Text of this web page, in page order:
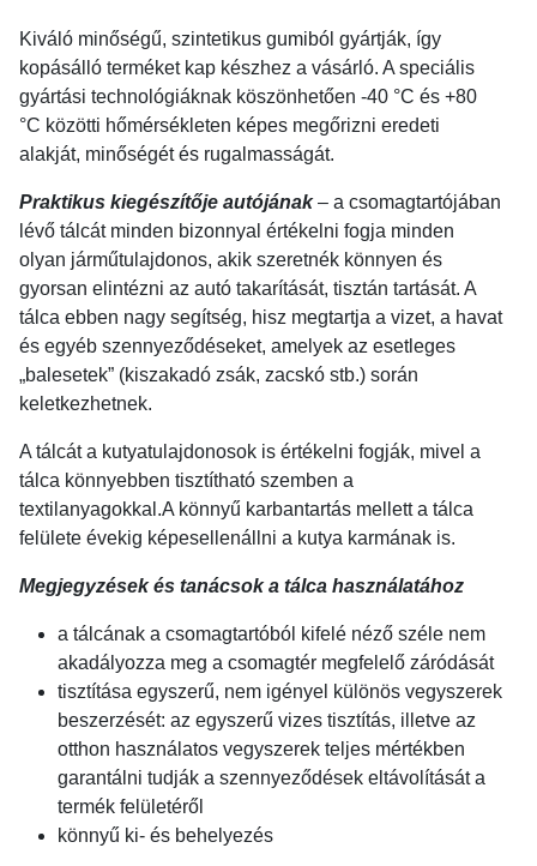
Kiváló minőségű, szintetikus gumiból gyártják, így
kopásálló terméket kap készhez a vásárló. A speciális
gyártási technológiáknak köszönhetően -40 °C és +80
°C közötti hőmérsékleten képes megőrizni eredeti
alakját, minőségét és rugalmasságát.
Praktikus kiegészítője autójának– a csomagtartójában
lévő tálcát minden bizonnyal értékelni fogja minden
olyan járműtulajdonos, akik szeretnék könnyen és
gyorsan elintézni az autó takarítását, tisztán tartását. A
tálca ebben nagy segítség, hisz megtartja a vizet, a havat
és egyéb szennyeződéseket, amelyek az esetleges
„balesetek” (kiszakadó zsák, zacskó stb.) során
keletkezhetnek.
A tálcát a kutyatulajdonosok is értékelni fogják, mivel a
tálca könnyebben tisztítható szemben a
textilanyagokkal.A könnyű karbantartás mellett a tálca
felülete évekig képesellenállni a kutya karmának is.
Megjegyzések és tanácsok a tálca használatához
a tálcának a csomagtartóból kifelé néző széle nem
akadályozza meg a csomagtér megfelelő záródását
tisztítása egyszerű, nem igényel különös vegyszerek
beszerzését: az egyszerű vizes tisztítás, illetve az
otthon használatos vegyszerek teljes mértékben
garantálni tudják a szennyeződések eltávolítását a
termék felületéről
könnyű ki- és behelyezés